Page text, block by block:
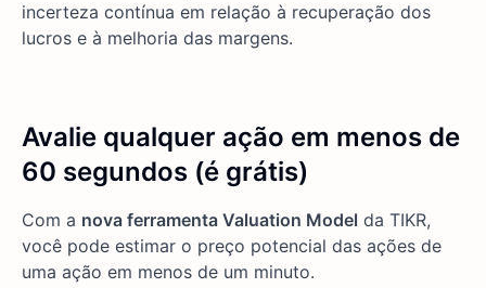
incerteza contínua em relação à recuperação dos
lucros e à melhoria das margens.
Avalie qualquer ação em menos de
60 segundos (é grátis)
Com a nova ferramenta Valuation Model da TIKR,
você pode estimar o preço potencial das ações de
uma ação em menos de um minuto.